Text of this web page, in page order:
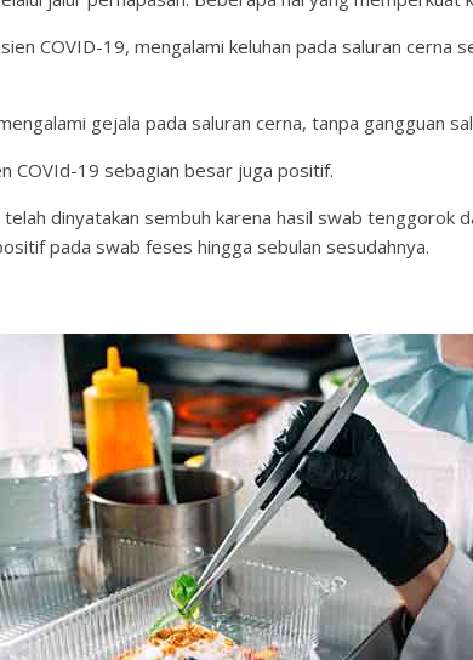
COVID-19, mengalami keluhan pada saluran cerna
gejala pada saluran cerna, tanpa gangguan
COVId-19 sebagian besar juga positif.
dinyatakan sembuh karena hasil swab tenggorok
pada swab feses hingga sebulan sesudahnya.